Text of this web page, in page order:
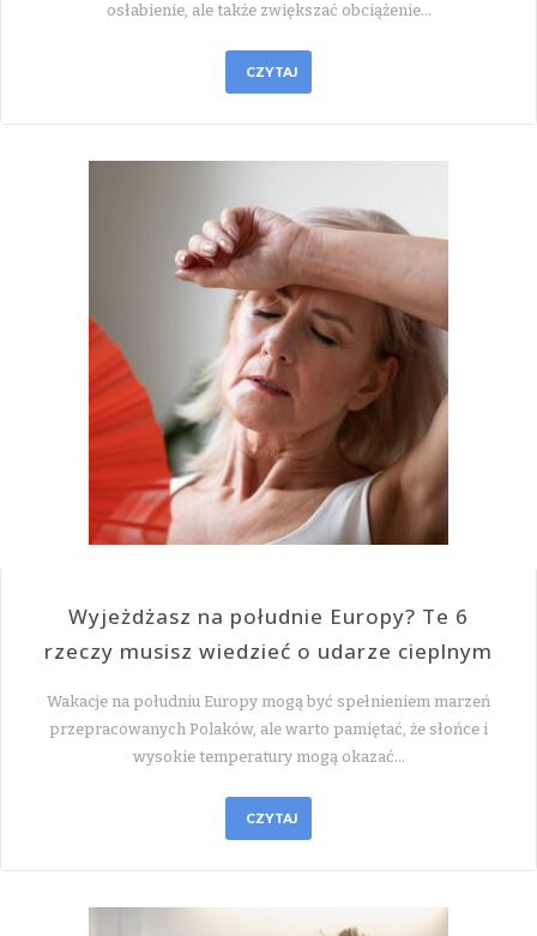
osłabienie, ale także zwiększać obciążenie…
CZYTAJ
Wyjeżdżasz na południe Europy? Te 6
rzeczy musisz wiedzieć o udarze cieplnym
Wakacje na południu Europy mogą być spełnieniem marzeń
przepracowanych Polaków, ale warto pamiętać, że słońce i
wysokie temperatury mogą okazać…
CZYTAJ